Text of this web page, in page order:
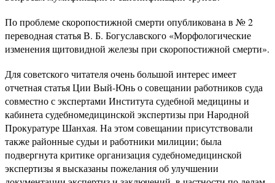
По проблеме скоропостижной смерти опубликована в № 2
переводная статья В. Б. Богуславского «Морфологические
изменения щитовидной железы при скоропостижной смерти».
Для советского читателя очень большой интерес имеет
отчетная статья Ции Вый-Юнь о совещании работников суда
совместно с экспертами Института судебной медицины и
кабинета судебномедицинской экспертизы при Народной
Прокуратуре Шанхая. На этом совещании присутствовали
также районные судьи и работники милиции; была
подвергнута критике организация судебномедицинской
экспертизы я высказаны пожелания об улучшении